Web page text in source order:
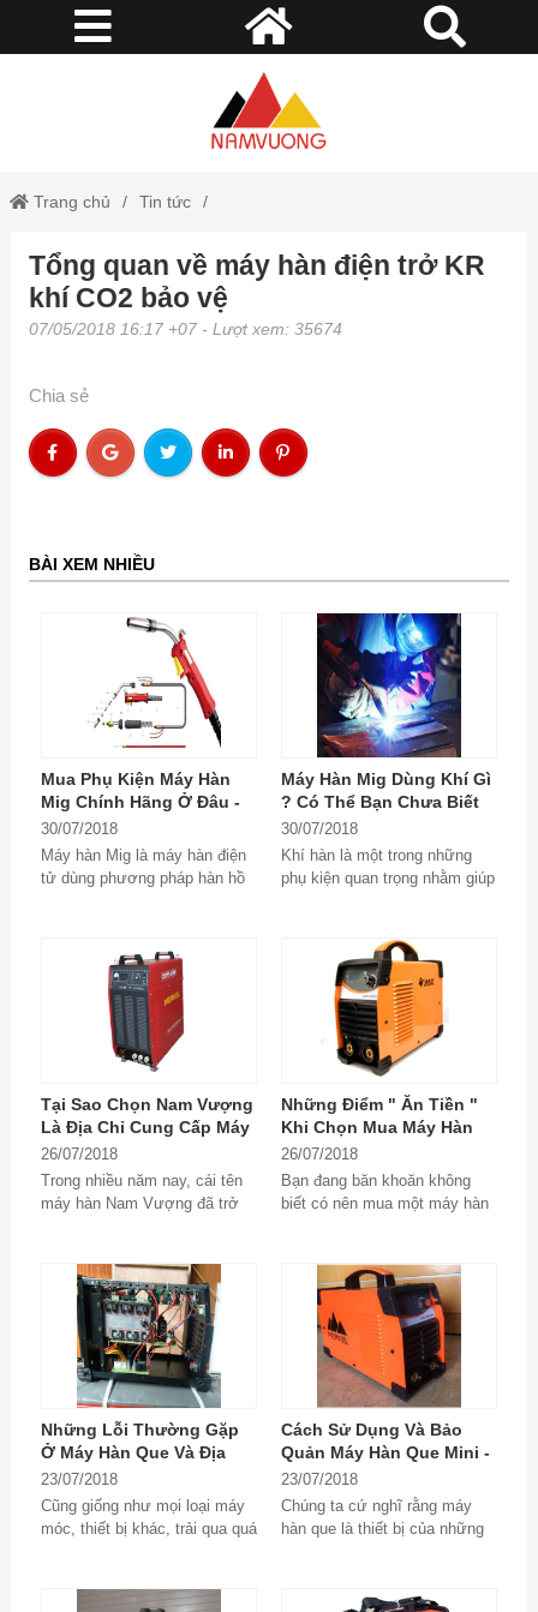
Trang chủ Tin tức
Tổng quan về máy hàn điện trở KR khí CO2 bảo vệ
Tổng quan về máy hàn điện trở KR
khí CO2 bảo vệ
07/05/2018 16:17 +07 - Lượt xem: 35674
Chia sẻ
BÀI XEM NHIỀU
Mua Phụ Kiện Máy Hàn
Mig Chính Hãng Ở Đâu -
Mất Tiền Oan Vì Không
Biết Sớm
30/07/2018
Máy hàn Mig là máy hàn điện
tử dùng phương pháp hàn hồ
Máy Hàn Mig Dùng Khí Gì
? Có Thể Bạn Chưa Biết
30/07/2018
Khí hàn là một trong những
phụ kiện quan trọng nhằm giúp
Tại Sao Chọn Nam Vượng
Là Địa Chỉ Cung Cấp Máy
Hàn Mini Cũ Uy Tín?
26/07/2018
Trong nhiều năm nay, cái tên
máy hàn Nam Vượng đã trở
Những Điểm " Ăn Tiền "
Khi Chọn Mua Máy Hàn
Mini Cũ
26/07/2018
Bạn đang băn khoăn không
biết có nên mua một máy hàn
Những Lỗi Thường Gặp
Ở Máy Hàn Que Và Địa
Chỉ Sửa Chữa Máy Hàn
Que Tin Cậy
23/07/2018
Cũng giống như mọi loại máy
móc, thiết bị khác, trải qua quá
Cách Sử Dụng Và Bảo
Quản Máy Hàn Que Mini -
Bí Kíp Của Thợ Lành
Nghề
23/07/2018
Chúng ta cứ nghĩ rằng máy
hàn que là thiết bị của những